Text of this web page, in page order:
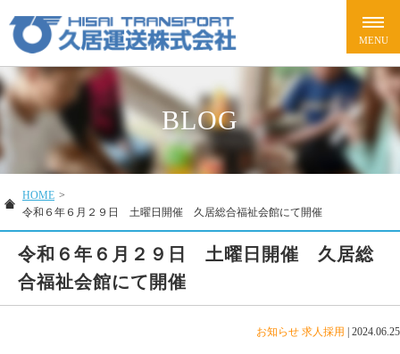
BLOG
HOME >
令和６年６月２９日 土曜日開催 久居総合福祉会館にて開催
令和６年６月２９日 土曜日開催 久居総
合福祉会館にて開催
お知らせ 求人採用 2024.06.25